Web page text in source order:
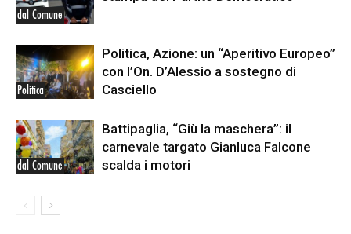
dal Comune
Politica
Politica, Azione: un “Aperitivo Europeo”
con l’On. D’Alessio a sostegno di
Casciello
dal Comune
Battipaglia, “Giù la maschera”: il
carnevale targato Gianluca Falcone
scalda i motori